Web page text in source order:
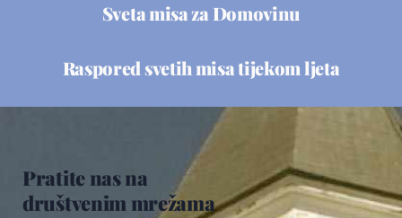
Sveta misa za Domovinu
Raspored svetih misa tijekom ljeta
Pratite nas na
društvenim mrežama